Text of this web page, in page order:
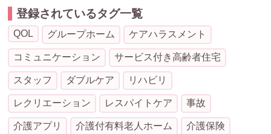
登録されているタグ一覧
QOL グループホーム ケアハラスメント
コミュニケーション サービス付き高齢者住宅
スタッフ ダブルケア リハビリ
レクリエーション レスパイトケア 事故
介護アプリ 介護付有料老人ホーム 介護保険